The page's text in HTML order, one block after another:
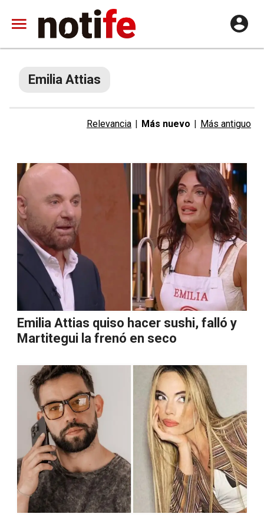
Emilia Attias
Relevancia | Más nuevo | Más antiguo
Emilia Attias quiso hacer sushi, falló y
Martitegui la frenó en seco